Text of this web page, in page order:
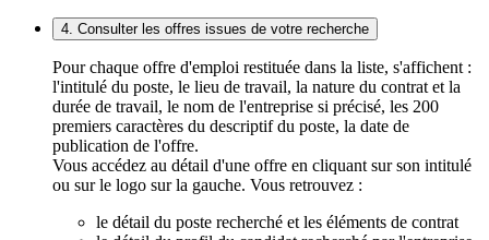
4. Consulter les offres issues de votre recherche
Pour chaque offre d'emploi restituée dans la liste, s'affichent :
l'intitulé du poste, le lieu de travail, la nature du contrat et la
durée de travail, le nom de l'entreprise si précisé, les 200
premiers caractères du descriptif du poste, la date de
publication de l'offre.
Vous accédez au détail d'une offre en cliquant sur son intitulé
ou sur le logo sur la gauche. Vous retrouvez :
le détail du poste recherché et les éléments de contrat